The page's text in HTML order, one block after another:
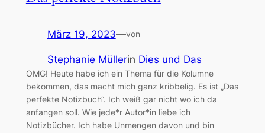
März 19, 2023—von
Stephanie Müllerin Dies und Das
OMG! Heute habe ich ein Thema für die Kolumne
bekommen, das macht mich ganz kribbelig. Es ist „Das
perfekte Notizbuch“. Ich weiß gar nicht wo ich da
anfangen soll. Wie jede*r Autor*in liebe ich
Notizbücher. Ich habe Unmengen davon und bin